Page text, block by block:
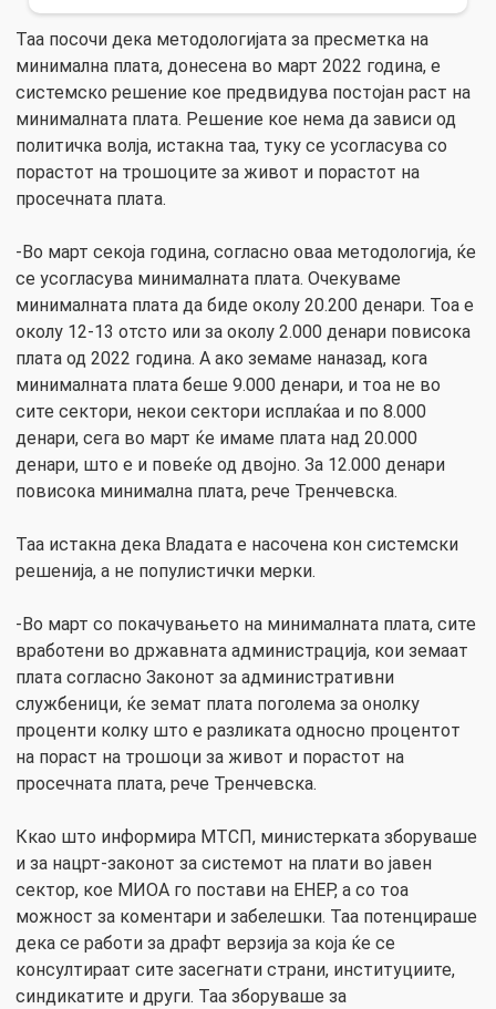
Таа посочи дека методологијата за пресметка на
минимална плата, донесена во март 2022 година, е
системско решение кое предвидува постојан раст на
минималната плата. Решение кое нема да зависи од
политичка волја, истакна таа, туку се усогласува со
порастот на трошоците за живот и порастот на
просечната плата.
-Во март секоја година, согласно оваа методологија, ќе
се усогласува минималната плата. Очекуваме
минималната плата да биде околу 20.200 денари. Тоа е
околу 12-13 отсто или за околу 2.000 денари повисока
плата од 2022 година. А ако земаме наназад, кога
минималната плата беше 9.000 денари, и тоа не во
сите сектори, некои сектори исплаќаа и по 8.000
денари, сега во март ќе имаме плата над 20.000
денари, што е и повеќе од двојно. За 12.000 денари
повисока минимална плата, рече Тренчевска.
Таа истакна дека Владата е насочена кон системски
решенија, а не популистички мерки.
-Во март со покачувањето на минималната плата, сите
вработени во државната администрација, кои земаат
плата согласно Законот за административни
службеници, ќе земат плата поголема за онолку
проценти колку што е разликата односно процентот
на пораст на трошоци за живот и порастот на
просечната плата, рече Тренчевска.
Ккао што информира МТСП, министерката зборуваше
и за нацрт-законот за системот на плати во јавен
сектор, кое МИОА го постави на ЕНЕР, а со тоа
можност за коментари и забелешки. Таа потенцираше
дека се работи за драфт верзија за која ќе се
консултираат сите засегнати страни, институциите,
синдикатите и други. Таа зборуваше за